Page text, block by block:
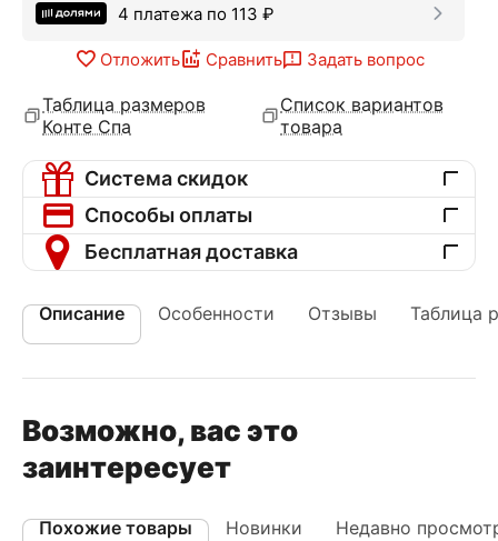
4 платежа по 113 ₽
Отложить Сравнить Задать вопрос
Таблица размеров
Конте Спа
Список вариантов
товара
Система скидок
Способы оплаты
Бесплатная доставка
Описание Особенности Отзывы Таблица
Возможно, вас это
заинтересует
Похожие товары Новинки Недавно